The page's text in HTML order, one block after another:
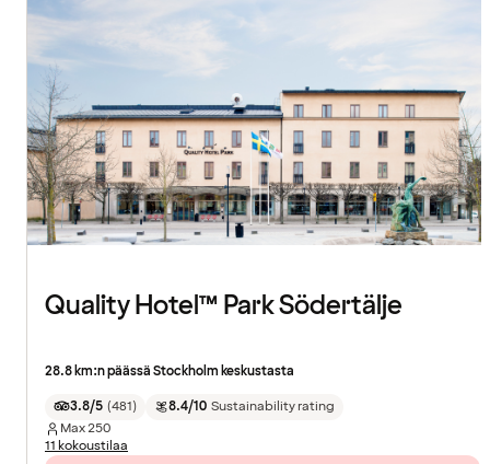
Quality Hotel™ Park Södertälje
28.8 km:n päässä Stockholm keskustasta
3.8/5 (481) 8.4/10 Sustainability rating
Max250
11 kokoustilaa